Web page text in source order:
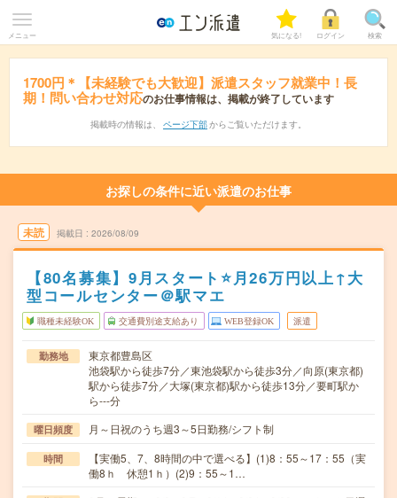
メニュー 気になる! ログイン 検索
1700円＊【未経験でも大歓迎】派遣スタッフ就業中！長
期！問い合わせ対応のお仕事情報は、掲載が終了しています
掲載時の情報は、 ページ下部 からご覧いただけます。
お探しの条件に近い派遣のお仕事
未読 掲載日 2026/08/09
【80名募集】9月スタート⭐月26万円以上↑大
型コールセンター＠駅マエ
職種未経験OK 交通費別途支給あり WEB登録OK 派遣
勤務地
東京都豊島区
池袋駅から徒歩7分／東池袋駅から徒歩3分／向原(東京都)
駅から徒歩7分／大塚(東京都)駅から徒歩13分／要町駅か
ら---分
曜日頻度 月～日祝のうち週3～5日勤務/シフト制
時間
【実働5、7、8時間の中で選べる】(1)8：55～17：55（実
働8ｈ 休憩1ｈ）(2)9：55～1…